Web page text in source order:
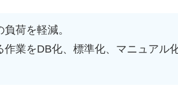
荷を軽減。
作業をDB化、標準化、マニュアル